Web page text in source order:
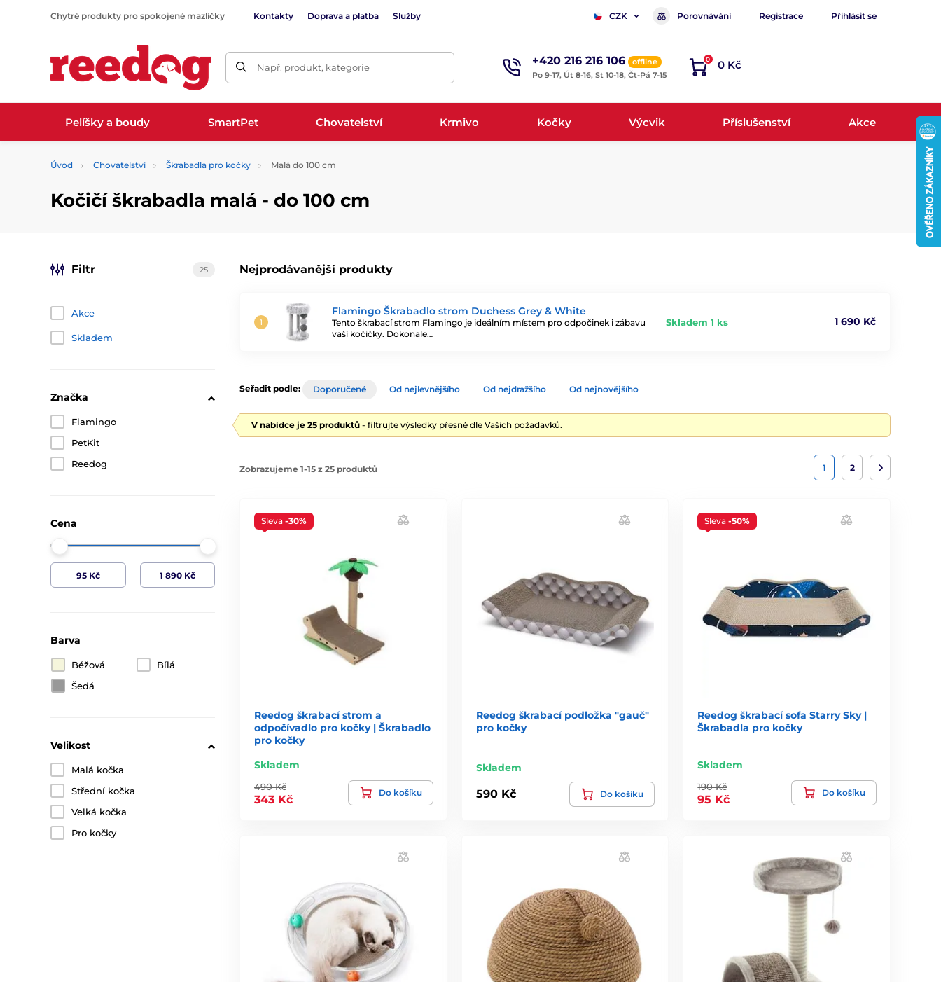
Chytré produkty pro spokojené mazlíčky Kontakty Doprava a platba Služby CZK Porovnávání Registrace Přihlásit se
Např. produkt, kategorie +420 216 216 106
offline
Po 9-17, Út 8-16, St 10-18, Čt-Pá 7-15
0 0 Kč
Pelíšky a boudy SmartPet Chovatelství Krmivo Kočky Výcvik Příslušenství Akce
Úvod Chovatelství Škrabadla pro kočky Malá do 100 cm
Kočičí škrabadla malá - do 100 cm
Nejprodávanější produkty
Flamingo Škrabadlo strom Duchess Grey & White
Tento škrabací strom Flamingo je ideálním místem pro odpočinek i zábavu
vaší kočičky. Dokonale…
Skladem 1 ks 1 690 Kč
Filtr 25
Akce
Skladem
Značka
Flamingo
PetKit
Reedog
Cena
Barva
Béžová
Bílá
Šedá
Velikost
Malá kočka
Střední kočka
Velká kočka
Pro kočky
Seřadit podle: Doporučené Od nejlevnějšího Od nejdražšího Od nejnovějšího
V nabídce je 25 produktů - filtrujte výsledky přesně dle Vašich požadavků.
Zobrazujeme 1-15 z 25 produktů 1 2
Sleva -30%
Reedog škrabací strom a
odpočívadlo pro kočky | Škrabadlo
pro kočky
Skladem
490 Kč
343 Kč
Do košíku
Reedog škrabací podložka "gauč"
pro kočky
Skladem
590 Kč Do košíku
Sleva-50%
Reedog škrabací sofa Starry Sky |
Škrabadla pro kočky
Skladem
190 Kč
95 Kč
Do košíku